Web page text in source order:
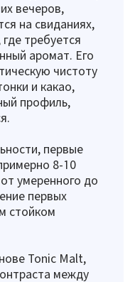
вечеров,
на свиданиях,
требуется
аромат. Его
чистоту
и какао,
профиль,
первые
8-10
умеренного до
первых
стойком
Tonic Malt,
между